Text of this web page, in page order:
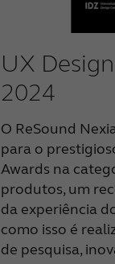
UX
2024
O ReSound
para o
Awards na
produtos, um
da experiência
como isso é
de pesquisa,